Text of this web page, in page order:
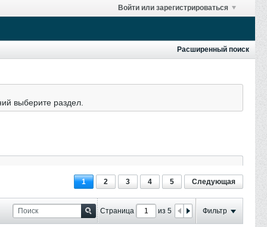
Войти или зарегистрироваться
Расширенный поиск
выберите раздел.
1 2 3 4 5 Следующая
Страница из 5 Фильтр